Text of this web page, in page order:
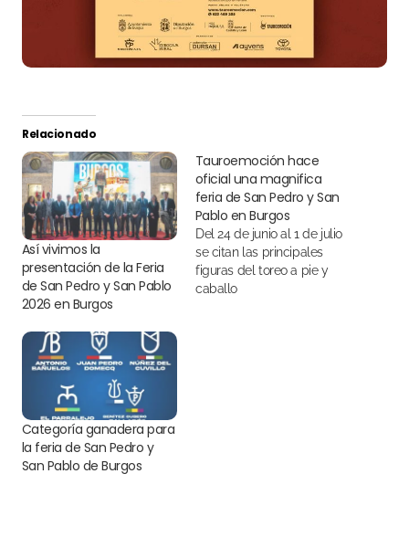
Relacionado
Así vivimos la
presentación de la Feria
de San Pedro y San Pablo
2026 en Burgos
Tauroemoción hace
oficial una magnifica
feria de San Pedro y San
Pablo en Burgos
Del 24 de junio al 1 de julio
se citan las principales
figuras del toreo a pie y
caballo
Categoría ganadera para
la feria de San Pedro y
San Pablo de Burgos